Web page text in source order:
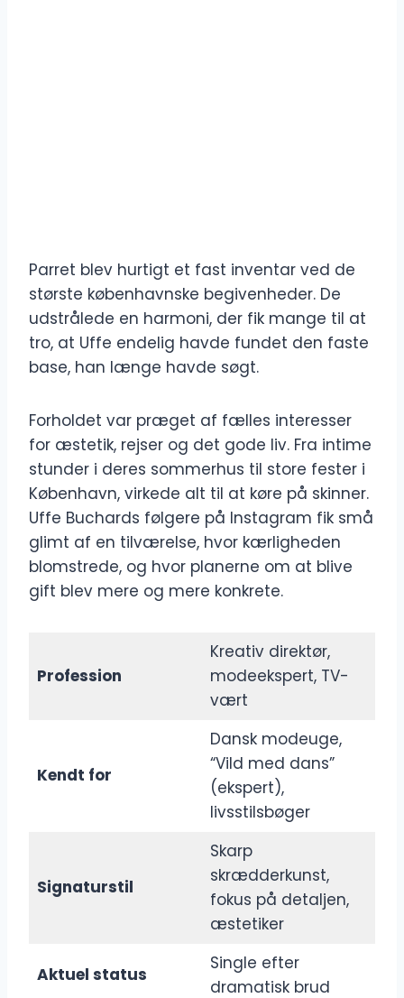
Parret blev hurtigt et fast inventar ved de
største københavnske begivenheder. De
udstrålede en harmoni, der fik mange til at
tro, at Uffe endelig havde fundet den faste
base, han længe havde søgt.
Forholdet var præget af fælles interesser
for æstetik, rejser og det gode liv. Fra intime
stunder i deres sommerhus til store fester i
København, virkede alt til at køre på skinner.
Uffe Buchards følgere på Instagram fik små
glimt af en tilværelse, hvor kærligheden
blomstrede, og hvor planerne om at blive
gift blev mere og mere konkrete.
Profession
Kreativ direktør,
modeekspert, TV-
vært
Kendt for
Dansk modeuge,
“Vild med dans”
(ekspert),
livsstilsbøger
Signaturstil
Skarp
skrædderkunst,
fokus på detaljen,
æstetiker
Aktuel status
Single efter
dramatisk brud